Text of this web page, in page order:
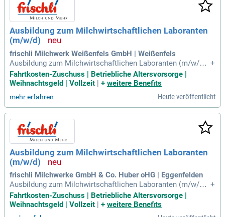
Ausbildung zum Milchwirtschaftlichen Laboranten
(m/w/d)
frischli Milchwerk Weißenfels GmbH | Weißenfels
Ausbildung zum Milchwirtschaftlichen Laboranten (m/w/d)
2026: Naturwissenschaften gehören zu Ihren Lieblingsfäche
rn? Sie haben kein Problem mit Zahlen umzugehen? Sie arb
eiten gerne methodisch und eigenverantwortlich?
+
Fahrtkosten-Zuschuss | Betriebliche Altersvorsorge |
Weihnachtsgeld | Vollzeit | + weitere Benefits
mehr erfahren Heute veröffentlicht
Ausbildung zum Milchwirtschaftlichen Laboranten
(m/w/d)
frischli Milchwerke GmbH & Co. Huber oHG | Eggenfelden
Ausbildung zum Milchwirtschaftlichen Laboranten (m/w/d)
2026: Naturwissenschaften gehören zu Ihren Lieblingsfäche
rn? Sie haben kein Problem mit Zahlen umzugehen? Sie arb
eiten gerne methodisch und eigenverantwortlich?
+
Fahrtkosten-Zuschuss | Betriebliche Altersvorsorge |
Weihnachtsgeld | Vollzeit | + weitere Benefits